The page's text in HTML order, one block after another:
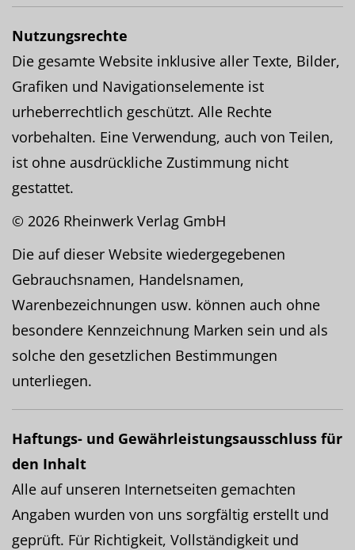
Nutzungsrechte
Die gesamte Website inklusive aller Texte, Bilder,
Grafiken und Navigationselemente ist
urheberrechtlich geschützt. Alle Rechte
vorbehalten. Eine Verwendung, auch von Teilen,
ist ohne ausdrückliche Zustimmung nicht
gestattet.
© 2026 Rheinwerk Verlag GmbH
Die auf dieser Website wiedergegebenen
Gebrauchsnamen, Handelsnamen,
Warenbezeichnungen usw. können auch ohne
besondere Kennzeichnung Marken sein und als
solche den gesetzlichen Bestimmungen
unterliegen.
Haftungs- und Gewährleistungsausschluss für
den Inhalt
Alle auf unseren Internetseiten gemachten
Angaben wurden von uns sorgfältig erstellt und
geprüft. Für Richtigkeit, Vollständigkeit und